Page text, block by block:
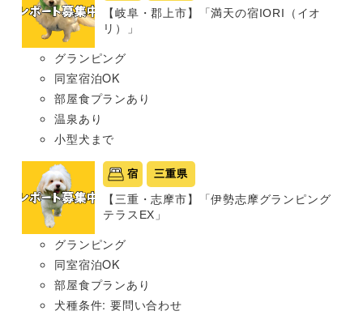
【岐阜・郡上市】「満天の宿IORI（イオ
リ）」
グランピング
同室宿泊OK
部屋食プランあり
温泉あり
小型犬まで
宿 三重県
【三重・志摩市】「伊勢志摩グランピング
テラスEX」
グランピング
同室宿泊OK
部屋食プランあり
犬種条件: 要問い合わせ